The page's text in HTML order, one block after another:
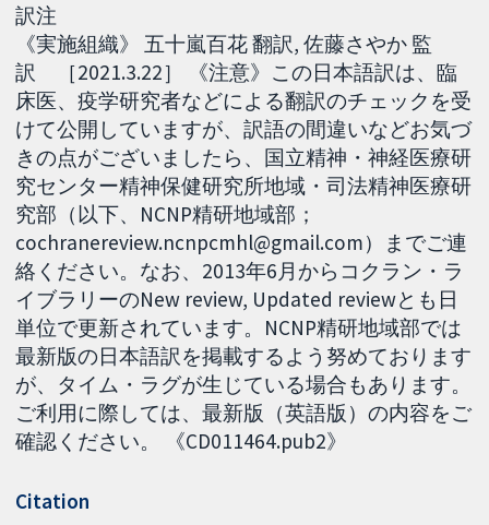
訳注
《実施組織》 五十嵐百花 翻訳, 佐藤さやか 監
訳 ［2021.3.22］ 《注意》この日本語訳は、臨
床医、疫学研究者などによる翻訳のチェックを受
けて公開していますが、訳語の間違いなどお気づ
きの点がございましたら、国立精神・神経医療研
究センター精神保健研究所地域・司法精神医療研
究部（以下、NCNP精研地域部；
cochranereview.ncnpcmhl@gmail.com）までご連
絡ください。なお、2013年6月からコクラン・ラ
イブラリーのNew review, Updated reviewとも日
単位で更新されています。NCNP精研地域部では
最新版の日本語訳を掲載するよう努めております
が、タイム・ラグが生じている場合もあります。
ご利用に際しては、最新版（英語版）の内容をご
確認ください。 《CD011464.pub2》
Citation